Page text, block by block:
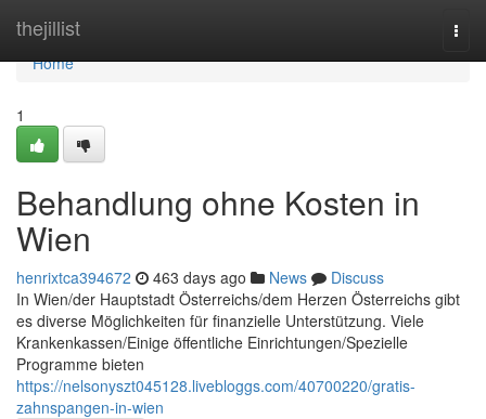
thejillist
Home
Home
1
Behandlung ohne Kosten in
Wien
henrixtca394672 463 days ago News
Discuss
In Wien/der Hauptstadt Österreichs/dem Herzen Österreichs gibt
es diverse Möglichkeiten für finanzielle Unterstützung. Viele
Krankenkassen/Einige öffentliche Einrichtungen/Spezielle
Programme bieten
https://nelsonyszt045128.livebloggs.com/40700220/gratis-
zahnspangen-in-wien